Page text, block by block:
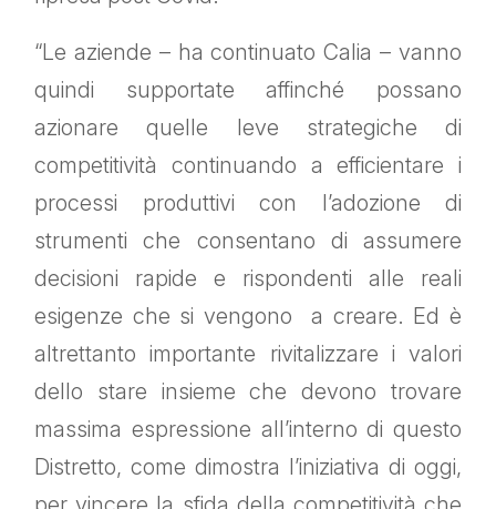
“Le aziende – ha continuato Calia – vanno
quindi supportate affinché possano
azionare quelle leve strategiche di
competitività continuando a efficientare i
processi produttivi con l’adozione di
strumenti che consentano di assumere
decisioni rapide e rispondenti alle reali
esigenze che si vengono a creare. Ed è
altrettanto importante rivitalizzare i valori
dello stare insieme che devono trovare
massima espressione all’interno di questo
Distretto, come dimostra l’iniziativa di oggi,